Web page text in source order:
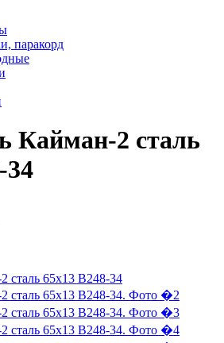
паракорд
Кайман-2 сталь
34